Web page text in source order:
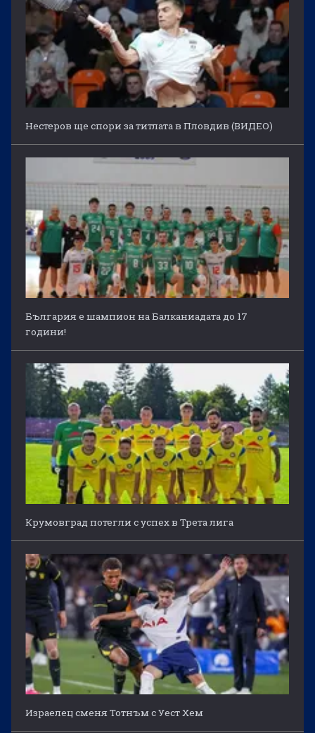
Нестеров ще спори за титлата в Пловдив (ВИДЕО)
България е шампион на Балканиадата до 17
години!
Крумовград потегли с успех в Трета лига
Израелец сменя Тотнъм с Уест Хем